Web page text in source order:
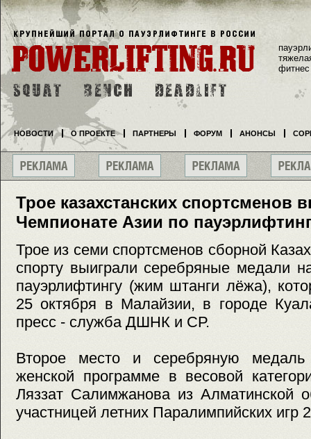
Трое казахстанских спортсменов
Чемпионате Азии по
Трое из семи спортсменов сборной
спорту выиграли серебряные медали
пауэрлифтингу (жим штанги лёжа),
25 октября в Малайзии, в городе
пресс - служба ДШНК и СР.
Второе место и серебряную
женской программе в весовой
Ляззат Салимжанова из Алматинской
участницей летних Паралимпийских игр
фитнес
НОВОСТИ О ПРОЕКТЕ ПАРТНЕРЫ ФОРУМ АНОНСЫ